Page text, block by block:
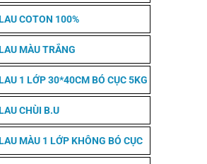
COTON 100%
MÀU TRẮNG
1 LỚP 30*40CM BÓ CỤC 5KG
CHÙI B.U
MÀU 1 LỚP KHÔNG BÓ CỤC